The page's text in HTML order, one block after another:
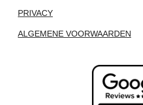
PRIVACY
ALGEMENE VOORWAARDEN